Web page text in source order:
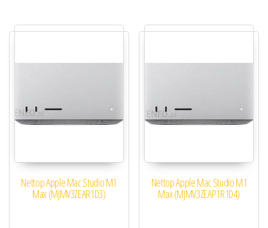
Nettop Apple Mac Studio M1
Max (MJMV3ZEAR1D3)
Nettop Apple Mac Studio M1
Max (MJMV3ZEAP1R1D4)